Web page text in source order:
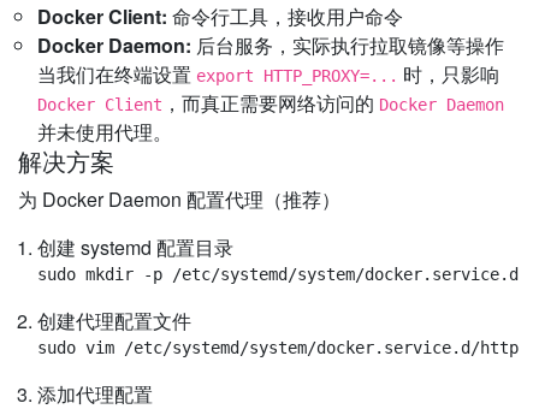
Docker Client: 命令行工具，接收用户命令
Docker Daemon: 后台服务，实际执行拉取镜像等操作
当我们在终端设置 export HTTP_PROXY=... 时，只影响
Docker Client ，而真正需要网络访问的 Docker Daemon
并未使用代理。
解决方案
为 Docker Daemon 配置代理（推荐）
创建 systemd 配置目录
创建代理配置文件
添加代理配置